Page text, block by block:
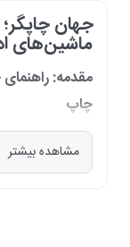
جهان
ماشین‌های
مقدمه:
چاپ
در دنیای پرشتاب
فناوری‌های نوین
مشاهده بیشتر